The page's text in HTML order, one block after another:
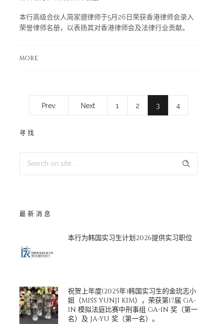
本行高级合伙人简家骢律师于5月26日荣获香港律师会录入
荣誉律师名册，以表扬其对香港律师会及法律行业贡献。
MORE
Prev. Next 1 2 3 4
寻找
最新消息
本行为韩国实习生计划2026提供实习职位
祝贺上年度(2025年)韩国实习生的金玧志小
姐（MISS YUNJI KIM），荣获第17届 GA-
IN 模拟法庭比赛中刑事组 GA-IN 奖（第一
名）及 JA-YU 奖（第一名）。